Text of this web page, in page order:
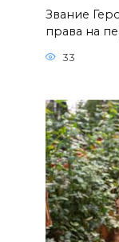
Звание
права на
33